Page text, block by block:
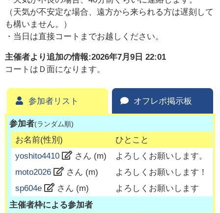
（天気が不安定な場合、遠方から来られる方は遅刻して
も構いません。）
・当日は直接コートまでお越しください。
主催者より追加の情報:2026年7月9日 22:01
コートはＤ面になります。
参加者リスト オフレポ掲示板
参加者(ランダム順)
お名前(性別)
ひとこと
yoshito4410
さん (m)
よろしくお願いします。
moto2026
さん (m)
よろしくお願いします！
sp604e
さん (m)
よろしくお願いします
主催者枠による参加者